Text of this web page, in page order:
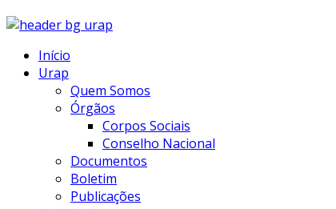
Início
Urap
Quem Somos
Órgãos
Corpos Sociais
Conselho Nacional
Documentos
Boletim
Publicações